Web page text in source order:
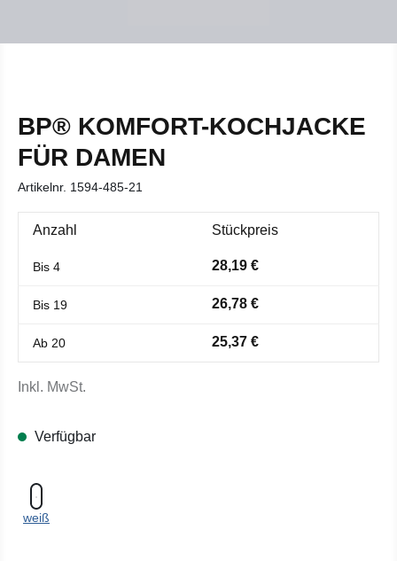
BP® KOMFORT-KOCHJACKE
FÜR DAMEN
Artikelnr. 1594-485-21
Anzahl Stückpreis
Bis 4 28,19 €
Bis 19 26,78 €
Ab 20 25,37 €
Inkl. MwSt.
Verfügbar
weiß